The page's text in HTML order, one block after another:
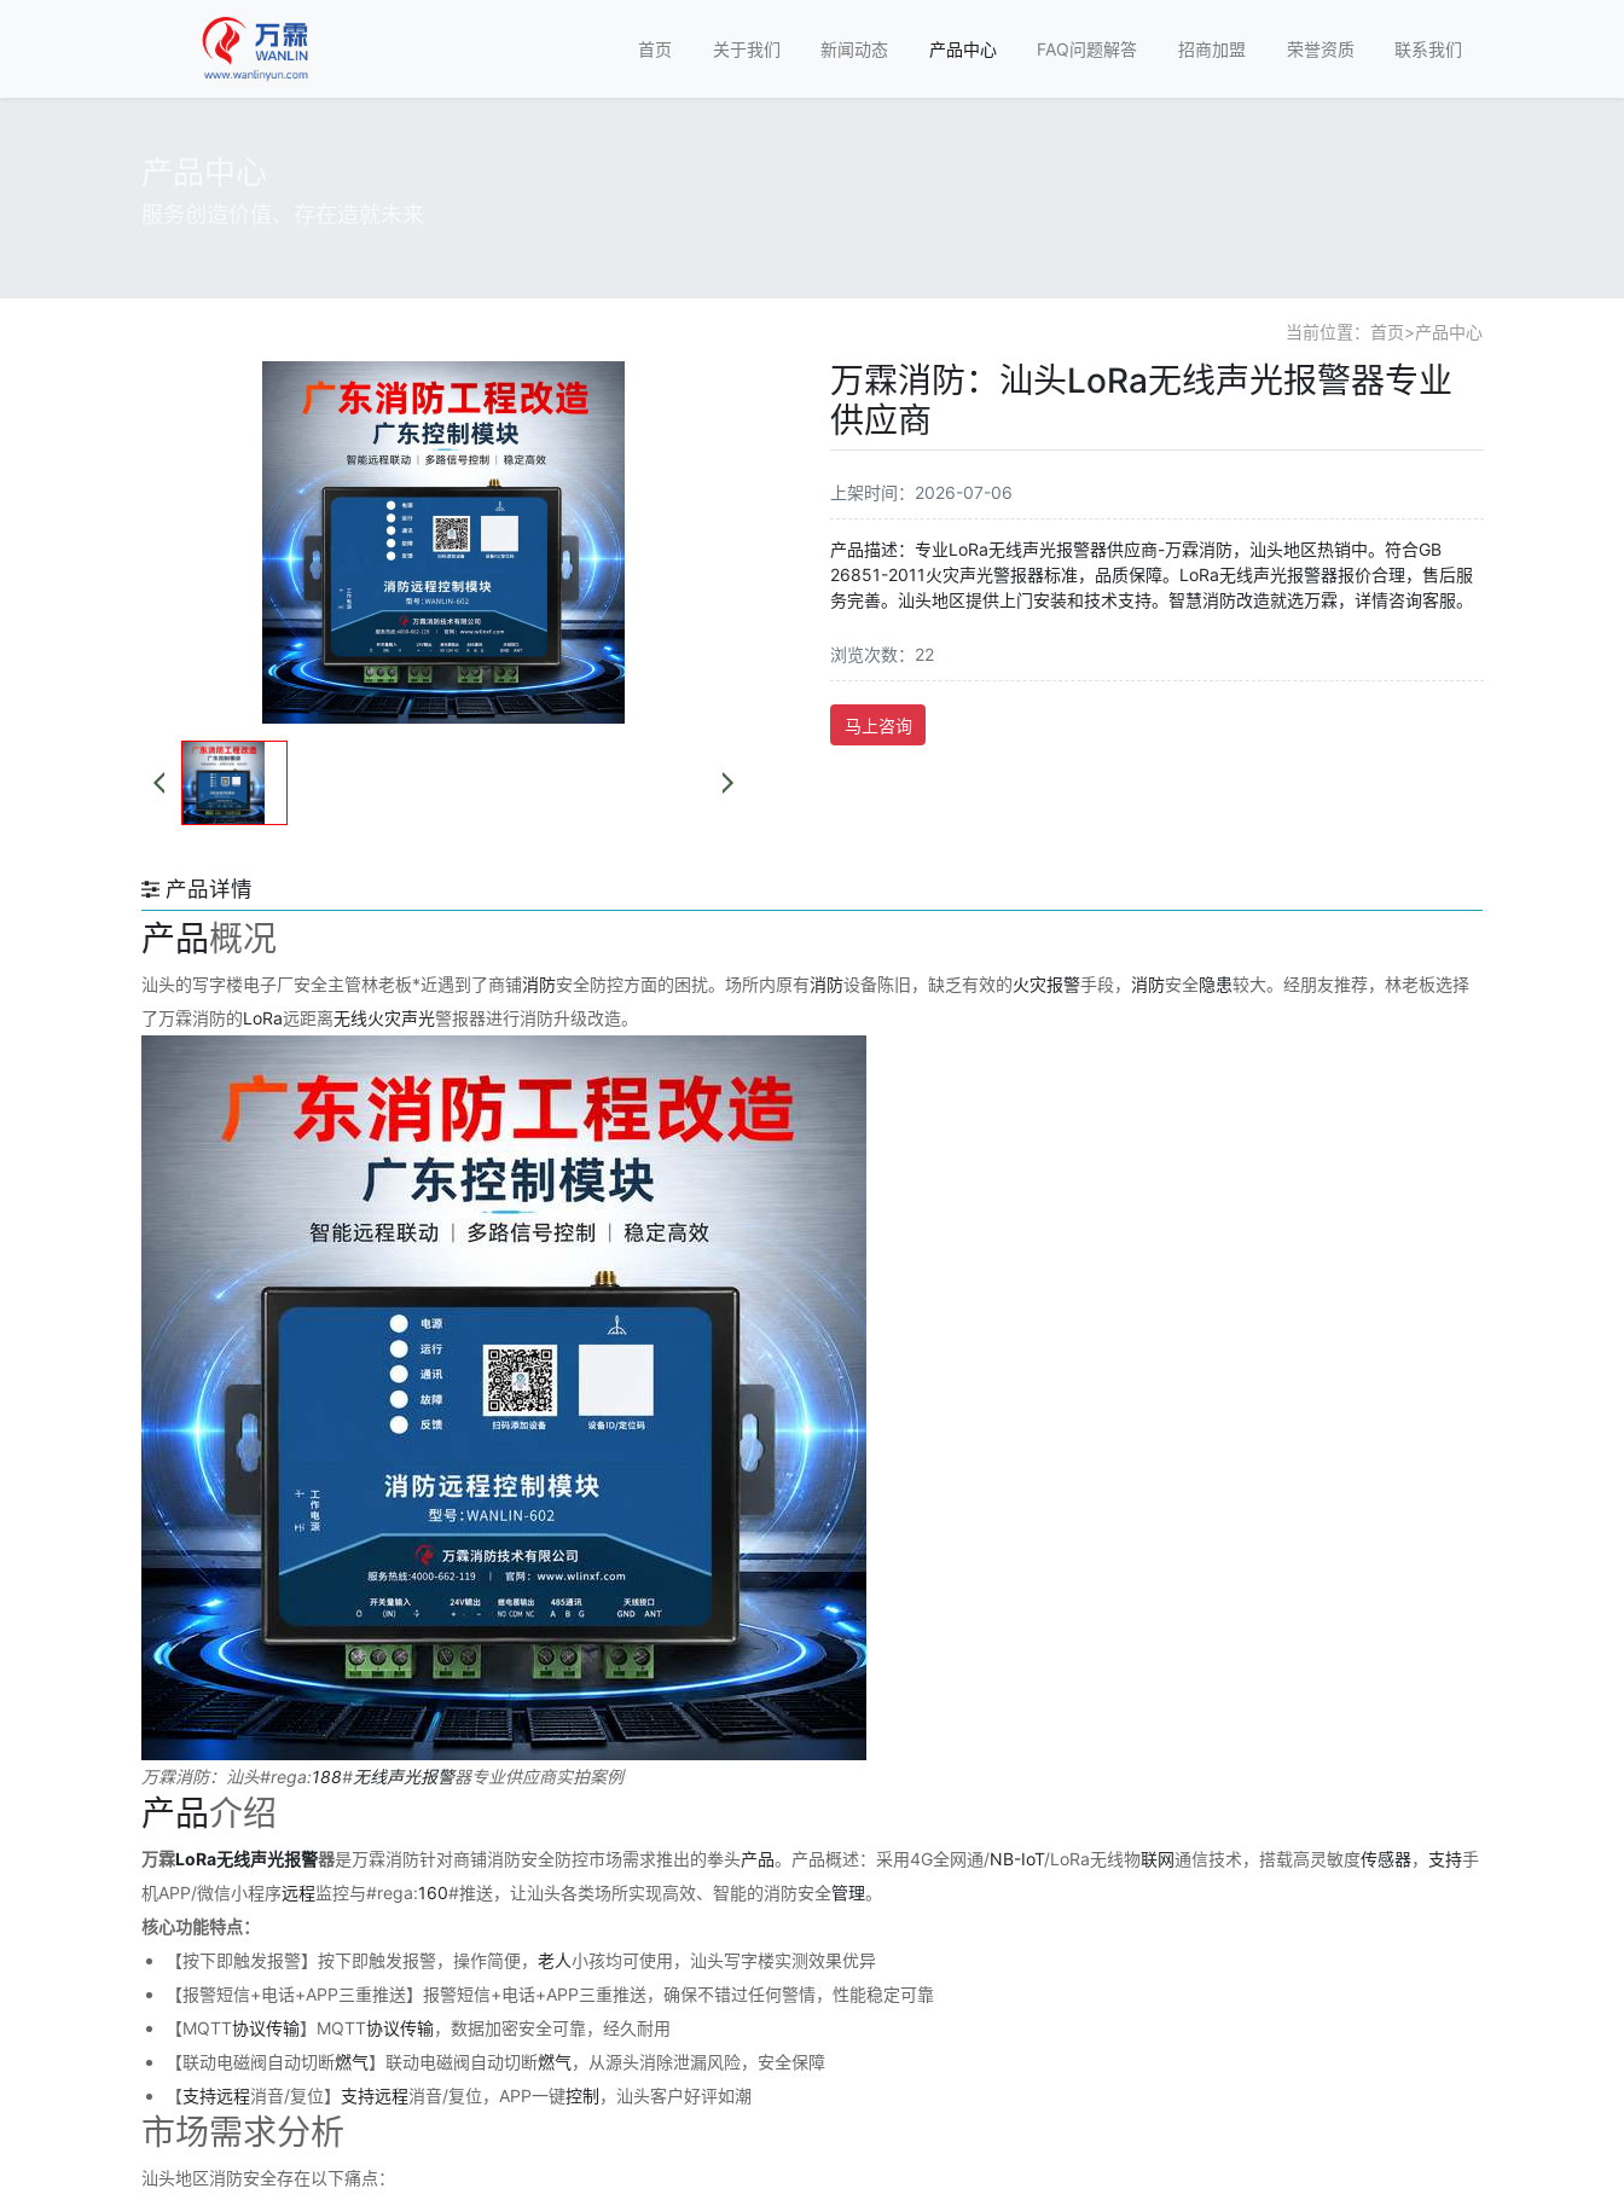
首页 关于我们 新闻动态 产品中心 FAQ问题解答 招商加盟 荣誉资质 联系我们
当前位置： 首页>产品中心
万霖消防：汕头LoRa无线声光报警器专业
供应商
上架时间：2026-07-06
产品描述：专业LoRa无线声光报警器供应商-万霖消防，汕头地区热销中。符合GB
26851-2011火灾声光警报器标准，品质保障。LoRa无线声光报警器报价合理，售后服
务完善。汕头地区提供上门安装和技术支持。智慧消防改造就选万霖，详情咨询客服。
浏览次数：22
马上咨询
产品详情
产品概况
汕头的写字楼电子厂安全主管林老板*近遇到了商铺消防安全防控方面的困扰。场所内原有消防设备陈旧，缺乏有效的火灾报警手段， 消防安全隐患较大。经朋友推荐，林老板选择
了万霖消防的LoRa远距离无线火灾声光警报器进行消防升级改造。
万霖消防：汕头#rega:188#无线声光报警器专业供应商实拍案例
产品介绍
万霖LoRa无线声光报警器是万霖消防针对商铺消防安全防控市场需求推出的拳头产品。产品概述：采用4G全网通/NB-IoT/LoRa无线物联网通信技术，搭载高灵敏度传感器， 支持手
机APP/微信小程序远程监控与#rega:160#推送，让汕头各类场所实现高效、智能的消防安全管理。
核心功能特点：
【按下即触发报警】按下即触发报警，操作简便， 老人小孩均可使用，汕头写字楼实测效果优异
【报警短信+电话+APP三重推送】报警短信+电话+APP三重推送，确保不错过任何警情，性能稳定可靠
【MQTT协议传输】MQTT协议传输，数据加密安全可靠，经久耐用
【联动电磁阀自动切断燃气】联动电磁阀自动切断燃气，从源头消除泄漏风险，安全保障
【支持远程消音/复位】 支持远程消音/复位，APP一键控制，汕头客户好评如潮
市场需求分析
汕头地区消防安全存在以下痛点：